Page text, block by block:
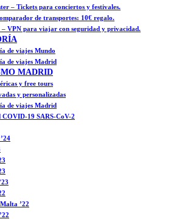
– Tickets para conciertos y festivales.
de transportes: 10€ regalo.
VPN para viajar con seguridad y privacidad.
de viajes Mundo
de viajes Madrid
MADRID
y free tours
y personalizadas
de viajes Madrid
COVID-19 SARS-CoV-2
’22